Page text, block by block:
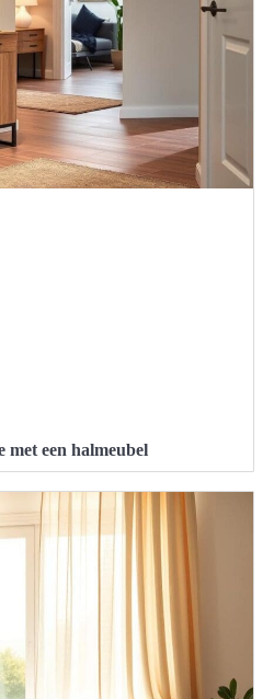
met een halmeubel